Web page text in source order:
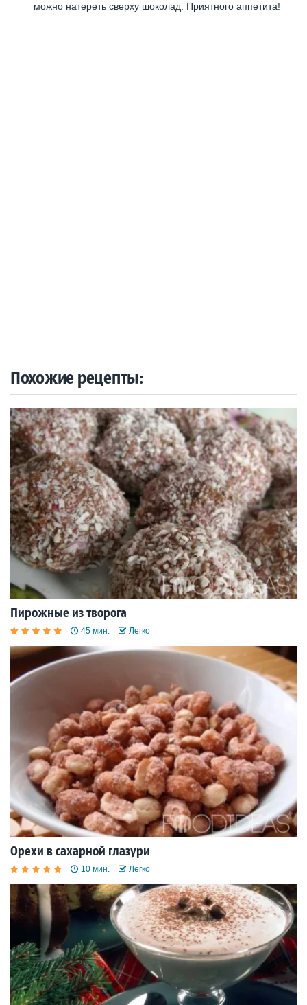
можно натереть сверху шоколад. Приятного аппетита!
Похожие рецепты:
Пирожные из творога
45 мин. Легко
Орехи в сахарной глазури
10 мин. Легко